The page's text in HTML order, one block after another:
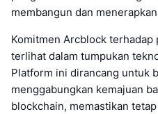
membangun dan
Komitmen Arcblock
terlihat dalam tumpukan
Platform ini dirancang untuk
menggabungkan kemajuan
blockchain, memastikan